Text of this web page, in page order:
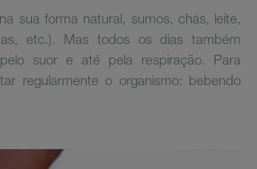
sua forma natural, sumos, chás, leite,
etc.). Mas todos os dias também
suor e até pela respiração. Para
regularmente o organismo: bebendo